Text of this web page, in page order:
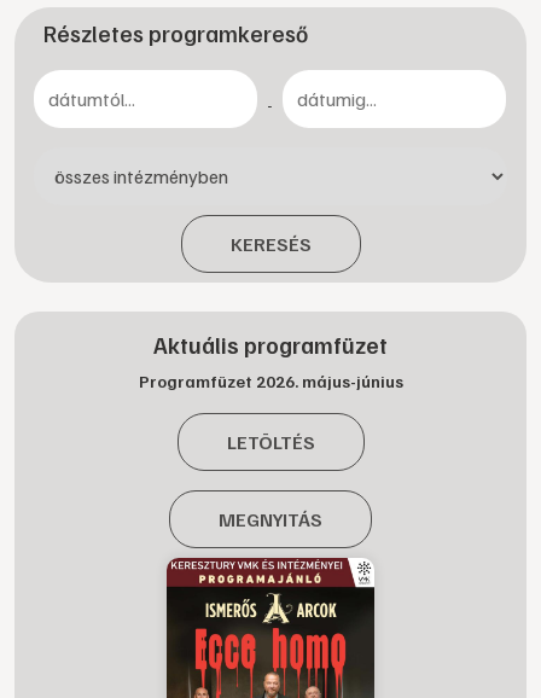
Részletes programkereső
-
KERESÉS
Aktuális programfüzet
Programfüzet 2026. május-június
LETÖLTÉS
MEGNYITÁS